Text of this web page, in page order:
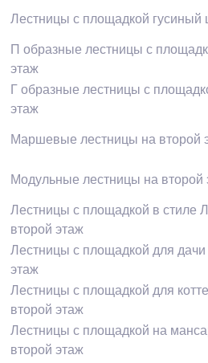
Лестницы с площадкой гусиный
П образные лестницы с
этаж
Г образные лестницы с
этаж
Маршевые лестницы на второй
Модульные лестницы на второй
Лестницы с площадкой в стиле
второй этаж
Лестницы с площадкой для дачи
этаж
Лестницы с площадкой для
второй этаж
Лестницы с площадкой на
второй этаж